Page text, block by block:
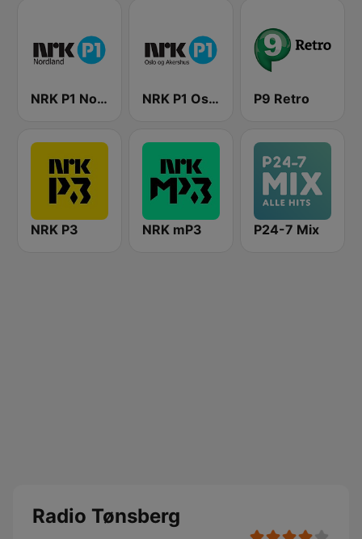
NRK P1 Nordland NRK P1 Oslo og Akershus P9 Retro
NRK P3 NRK mP3 P24-7 Mix
Radio Tønsberg